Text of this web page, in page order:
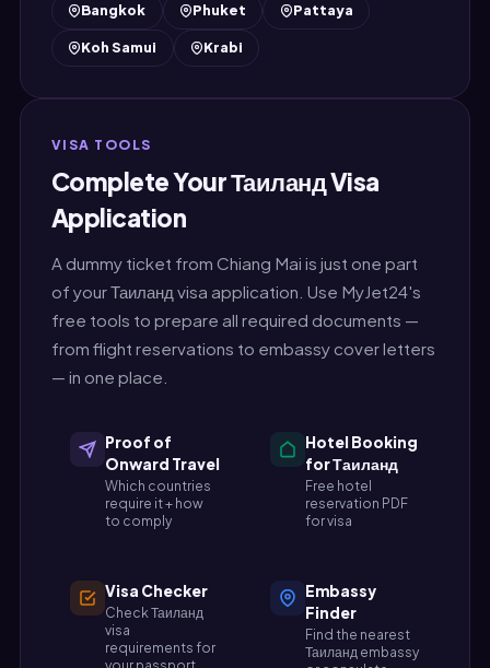
Bangkok Phuket Pattaya
Koh Samui Krabi
VISA TOOLS
Complete Your Таиланд Visa
Application
A dummy ticket from Chiang Mai is just one part
of your Таиланд visa application. Use MyJet24's
free tools to prepare all required documents —
from flight reservations to embassy cover letters
— in one place.
Proof of
Onward Travel
Which countries
require it + how
to comply
Hotel Booking
for Таиланд
Free hotel
reservation PDF
for visa
Visa Checker
Check Таиланд
visa
requirements for
Embassy
Finder
Find the nearest
Таиланд embassy